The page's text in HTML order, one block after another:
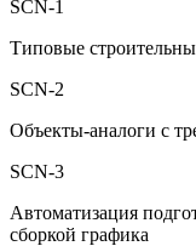
SCN-1
Типовые
SCN-2
Объекты-аналоги с
SCN-3
Автоматизация
сборкой графика